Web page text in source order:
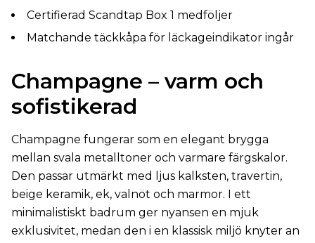
Certifierad Scandtap Box 1 medföljer
Matchande täckkåpa för läckageindikator ingår
Champagne – varm och
sofistikerad
Champagne fungerar som en elegant brygga
mellan svala metalltoner och varmare färgskalor.
Den passar utmärkt med ljus kalksten, travertin,
beige keramik, ek, valnöt och marmor. I ett
minimalistiskt badrum ger nyansen en mjuk
exklusivitet, medan den i en klassisk miljö knyter an